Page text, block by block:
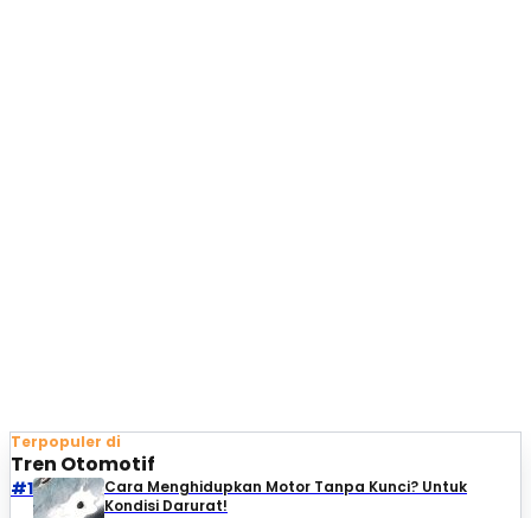
Terpopuler di
Tren Otomotif
#1
Cara Menghidupkan Motor Tanpa Kunci? Untuk
Kondisi Darurat!